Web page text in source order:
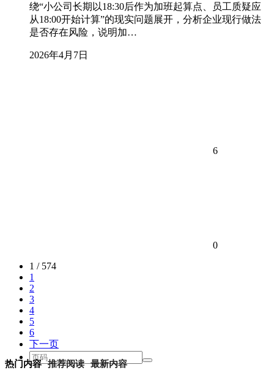
绕“小公司长期以18:30后作为加班起算点、员工质疑应
从18:00开始计算”的现实问题展开，分析企业现行做法
是否存在风险，说明加…
2026年4月7日
6
0
1 / 574
1
2
3
4
5
6
下一页
热门内容 推荐阅读 最新内容